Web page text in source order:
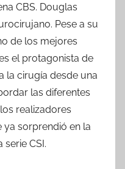
CBS. Douglas
Pese a su
de los mejores
el protagonista de
la cirugía desde una
las diferentes
realizadores
ya sorprendió en la
CSI.